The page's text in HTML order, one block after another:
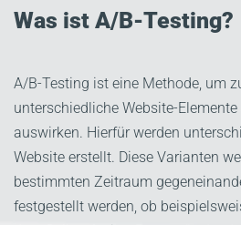
Was ist A/B-Testing?
A/B-Testing ist eine Methode, um
unterschiedliche Website-
auswirken. Hierfür werden
Website erstellt. Diese Varianten
bestimmten Zeitraum
festgestellt werden, ob